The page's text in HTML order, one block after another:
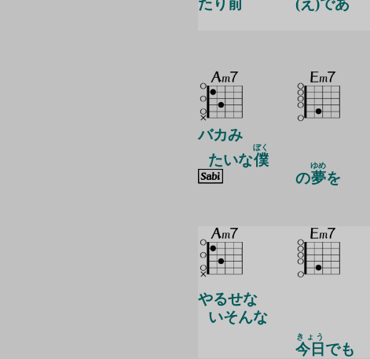
たり前 (え)であ
バカみ
たいな僕
ぼく
の夢
ゆめ
を
やるせな
いそんな
今日
きょう
でも